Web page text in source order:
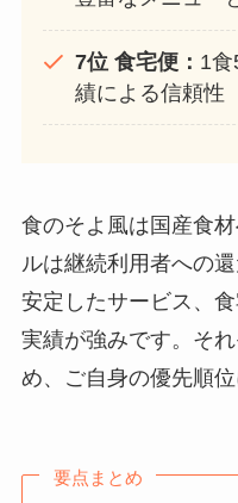
7位 食宅便： 1
績による信頼性
食のそよ風は国産食
ルは継続利用者への
安定したサービス、
実績が強みです。そ
め、ご自身の優先順
要点まとめ